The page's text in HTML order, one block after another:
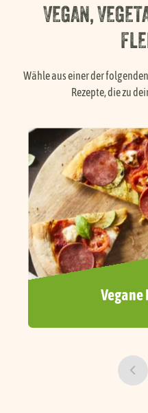
VEGAN,
Wähle aus einer der
Rezepte, die zu
Vegane